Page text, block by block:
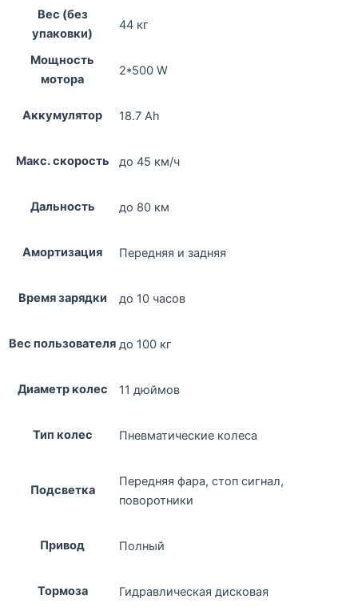
Вес (без
упаковки)
44 кг
Мощность
мотора
2*500 W
Аккумулятор 18.7 Ah
Макс. скорость до 45 км/ч
Дальность до 80 км
Амортизация Передняя и задняя
Время зарядки до 10 часов
Вес пользователя до 100 кг
Диаметр колес 11 дюймов
Тип колес Пневматические колеса
Подсветка
Передняя фара, стоп сигнал,
поворотники
Привод Полный
Тормоза Гидравлическая дисковая